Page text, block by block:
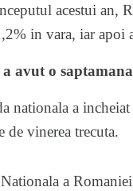
acestui an,
in vara, iar apoi
a avut o
nationala a incheiat
de vinerea trecuta.
a